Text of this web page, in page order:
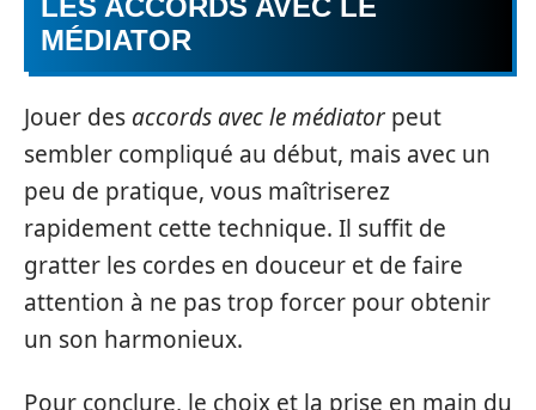
LES ACCORDS AVEC LE
MÉDIATOR
Jouer des accords avec le médiator peut
sembler compliqué au début, mais avec un
peu de pratique, vous maîtriserez
rapidement cette technique. Il suffit de
gratter les cordes en douceur et de faire
attention à ne pas trop forcer pour obtenir
un son harmonieux.
Pour conclure, le choix et la prise en main du